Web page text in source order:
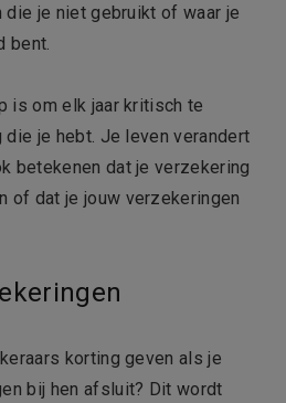
die je niet gebruikt of waar je
bent.
is om elk jaar kritisch te
die je hebt. Je leven verandert
betekenen dat je verzekering
of dat je jouw verzekeringen
korting geven als je
bij hen afsluit? Dit wordt